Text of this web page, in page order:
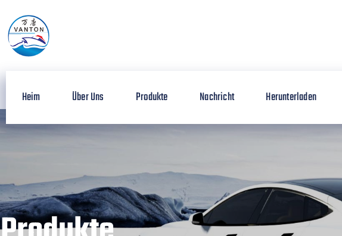
Heim Über Uns Produkte Nachricht Herunterladen